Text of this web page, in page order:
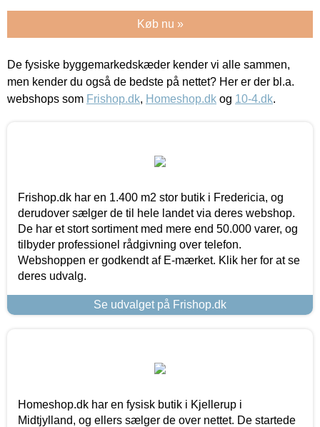
Køb nu »
De fysiske byggemarkedskæder kender vi alle sammen,
men kender du også de bedste på nettet? Her er der bl.a.
webshops som Frishop.dk, Homeshop.dk og 10-4.dk.
Frishop.dk har en 1.400 m2 stor butik i Fredericia, og
derudover sælger de til hele landet via deres webshop.
De har et stort sortiment med mere end 50.000 varer, og
tilbyder professionel rådgivning over telefon.
Webshoppen er godkendt af E-mærket. Klik her for at se
deres udvalg.
Se udvalget på Frishop.dk
Homeshop.dk har en fysisk butik i Kjellerup i
Midtjylland, og ellers sælger de over nettet. De startede